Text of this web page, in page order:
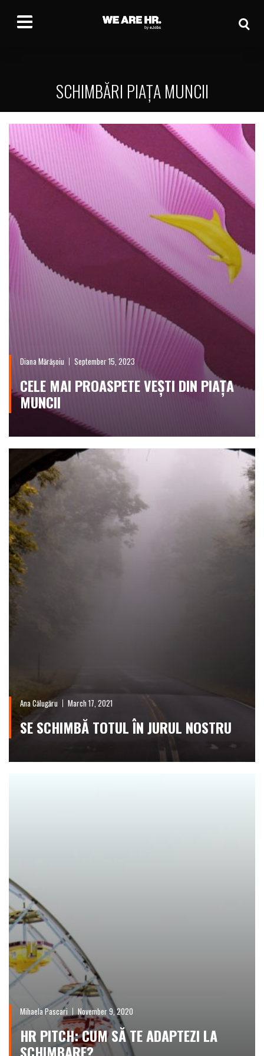
SCHIMBĂRI PIAȚA MUNCII
Diana Mărășoiu September 15, 2023
CELE MAI PROASPETE VEȘTI DIN PIAȚA
MUNCII
Ana Călugăru March 17, 2021
SE SCHIMBĂ TOTUL ÎN JURUL NOSTRU
Mihaela Pascari November 9, 2020
HR PITCH: CUM SĂ TE ADAPTEZI LA